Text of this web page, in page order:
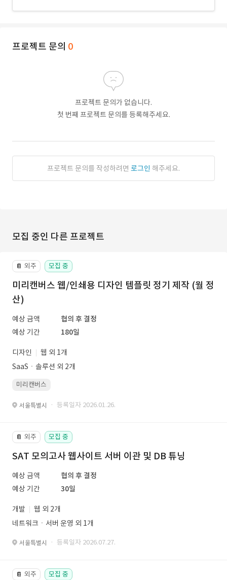
프로젝트 문의 0
프로젝트 문의가 없습니다.
첫 번째 프로젝트 문의를 등록해주세요.
프로젝트 문의를 작성하려면 로그인 해주세요.
모집 중인 다른 프로젝트
📔 외주 모집 중
미리캔버스 웹/인쇄용 디자인 템플릿 정기 제작 (월 정
산)
예상 금액
협의 후 결정
예상 기간
180일
디자인
웹 외 1개
SaaSㆍ솔루션 외 2개
미리캔버스
서울특별시 · 등록일자 2026.01.26.
📔 외주 모집 중
SAT 모의고사 웹사이트 서버 이관 및 DB 튜닝
예상 금액
협의 후 결정
예상 기간
30일
개발
웹 외 2개
네트워크ㆍ서버 운영 외 1개
서울특별시 · 등록일자 2026.07.27.
📔 외주 모집 중